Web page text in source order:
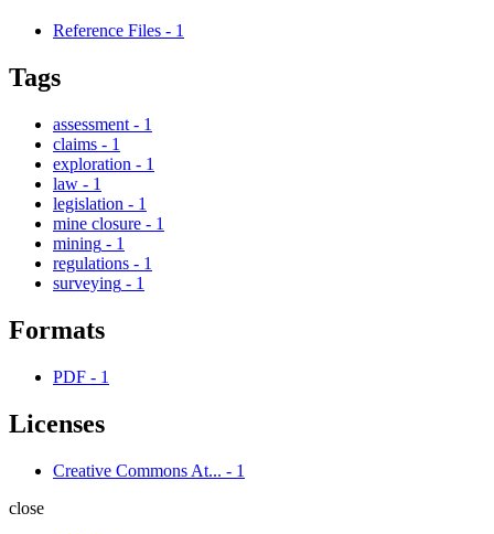
Reference Files - 1
Tags
assessment - 1
claims - 1
exploration - 1
law - 1
legislation - 1
mine closure - 1
mining - 1
regulations - 1
surveying - 1
Formats
PDF - 1
Licenses
Creative Commons At... - 1
close